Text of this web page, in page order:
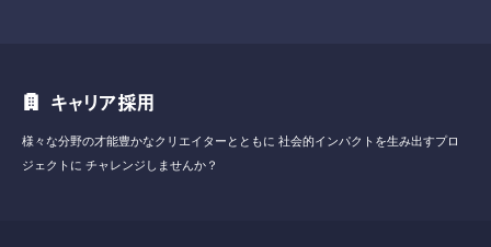
キャリア採用
様々な分野の才能豊かなクリエイターとともに 社会的インパクトを生み出すプロ
ジェクトに チャレンジしませんか？